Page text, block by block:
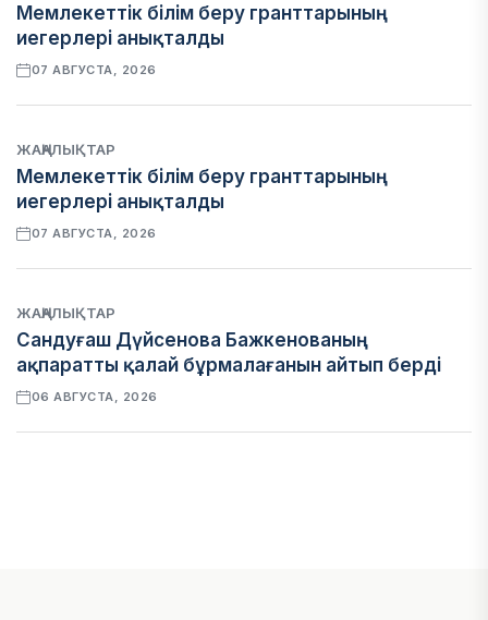
Мемлекеттік білім беру гранттарының
иегерлері анықталды
07 АВГУСТА, 2026
ЖАҢАЛЫҚТАР
Мемлекеттік білім беру гранттарының
иегерлері анықталды
07 АВГУСТА, 2026
ЖАҢАЛЫҚТАР
Сандуғаш Дүйсенова Бажкенованың
ақпаратты қалай бұрмалағанын айтып берді
06 АВГУСТА, 2026